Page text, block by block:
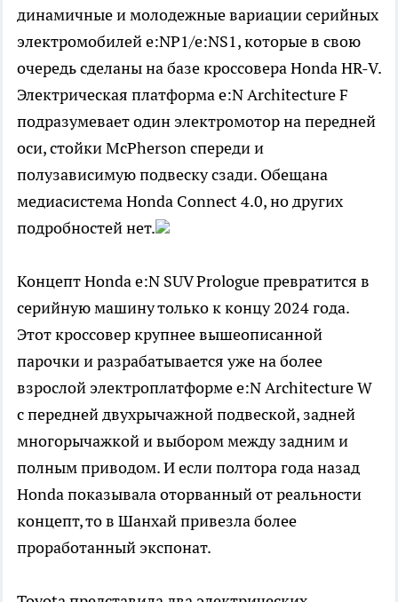
динамичные и молодежные вариации серийных
электромобилей e:NP1/e:NS1, которые в свою
очередь сделаны на базе кроссовера Honda HR-V.
Электрическая платформа e:N Architecture F
подразумевает один электромотор на передней
оси, стойки McPherson спереди и
полузависимую подвеску сзади. Обещана
медиасистема Honda Connect 4.0, но других
подробностей нет.
Концепт Honda e:N SUV Prologue превратится в
серийную машину только к концу 2024 года.
Этот кроссовер крупнее вышеописанной
парочки и разрабатывается уже на более
взрослой электроплатформе e:N Architecture W
с передней двухрычажной подвеской, задней
многорычажкой и выбором между задним и
полным приводом. И если полтора года назад
Honda показывала оторванный от реальности
концепт, то в Шанхай привезла более
проработанный экспонат.